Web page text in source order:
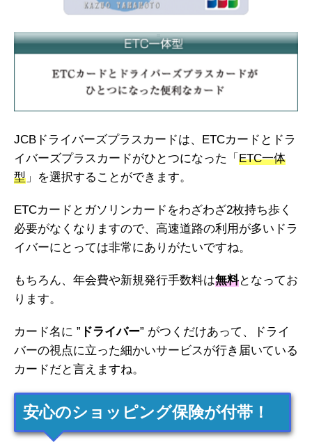
JCBドライバーズプラスカードは、ETCカードとドラ
イバーズプラスカードがひとつになった「 ETC一体
型 」を選択することができます。
ETCカードとガソリンカードをわざわざ2枚持ち歩く
必要がなくなりますので、高速道路の利用が多いドラ
イバーにとっては非常にありがたいですね。
もちろん、年会費や新規発行手数料は無料となってお
ります。
カード名に ” ドライバー” がつくだけあって、ドライ
バーの視点に立った細かいサービスが行き届いている
カードだと言えますね。
安心のショッピング保険が付帯！